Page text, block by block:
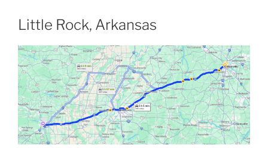
Little Rock, Arkansas